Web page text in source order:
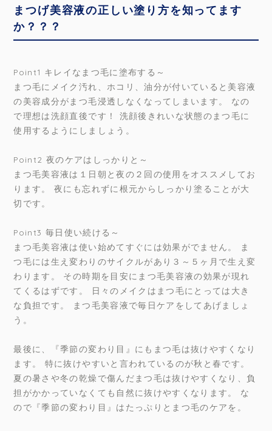
まつげ美容液の正しい塗り方を知ってます
か？？？
Point1 キレイなまつ毛に塗布する～
まつ毛にメイク汚れ、ホコリ、油分が付いていると美容液
の美容成分がまつ毛浸透しなくなってしまいます。 なの
で理想は洗顔直後です！ 洗顔後きれいな状態のまつ毛に
使用するようにしましょう。
Point2 夜のケアはしっかりと～
まつ毛美容液は１日朝と夜の２回の使用をオススメしてお
ります。 夜にも忘れずに根元からしっかり塗ることが大
切です。
Point3 毎日使い続ける～
まつ毛美容液は使い始めてすぐには効果がでません。 ま
つ毛には生え変わりのサイクルがあり３～５ヶ月で生え変
わります。 その時期を目安にまつ毛美容液の効果が現れ
てくるはずです。 日々のメイクはまつ毛にとっては大き
な負担です。 まつ毛美容液で毎日ケアをしてあげましょ
う。
最後に、『季節の変わり目』にもまつ毛は抜けやすくなり
ます。 特に抜けやすいと言われているのが秋と春です。
夏の暑さや冬の乾燥で傷んだまつ毛は抜けやすくなり、負
担がかかっていなくても自然に抜けやすくなります。 な
ので『季節の変わり目』はたっぷりとまつ毛のケアを。